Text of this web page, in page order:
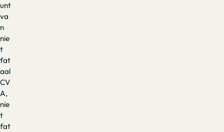
unt
va
n
nie
t
fat
aal
CV
A,
nie
t
fat